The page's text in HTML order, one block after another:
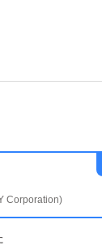
Corporation)